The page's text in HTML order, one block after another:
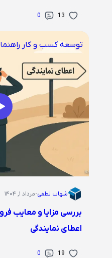
13
0
توسعه کسب و کار
شهاب لطفی·مرداد ۱, ۱۴۰۴
بررسی مزایا و معایب
اعطای نمایندگی
19
0